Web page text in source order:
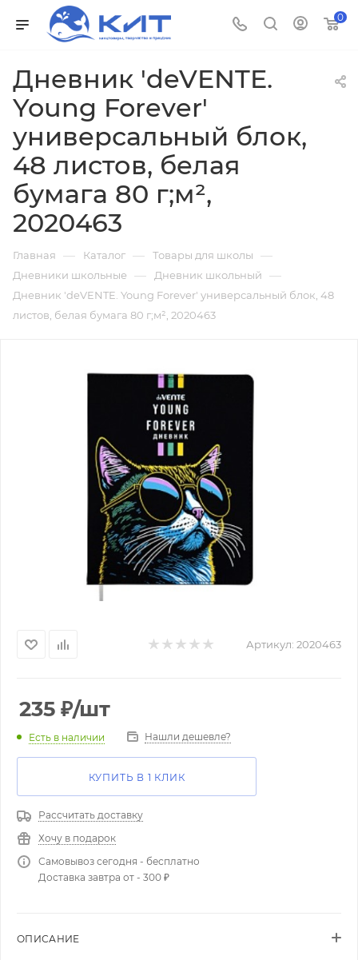
0
Дневник 'deVENTE.
Young Forever'
универсальный блок,
48 листов, белая
бумага 80 г;м²,
2020463
Главная — Каталог — Товары для школы —
Дневники школьные — Дневник школьный —
Дневник 'deVENTE. Young Forever' универсальный блок, 48
листов, белая бумага 80 г;м², 2020463
Артикул: 2020463
235 ₽/шт
Есть в наличии Нашли дешевле?
КУПИТЬ В 1 КЛИК
Рассчитать доставку
Хочу в подарок
Самовывоз сегодня - бесплатно
Доставка завтра от - 300 ₽
ОПИСАНИЕ